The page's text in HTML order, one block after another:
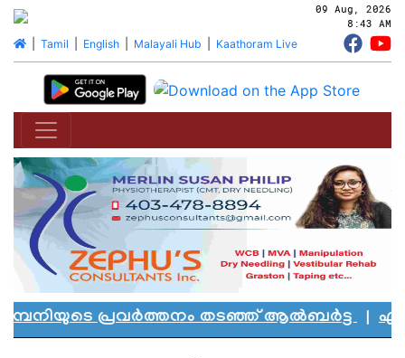
09 Aug, 2026
8:43 AM
| Tamil English| Malayali Hub Kaathoram Live
പ്രവർത്തനം തടഞ്ഞ് ആൽബർട്ട|